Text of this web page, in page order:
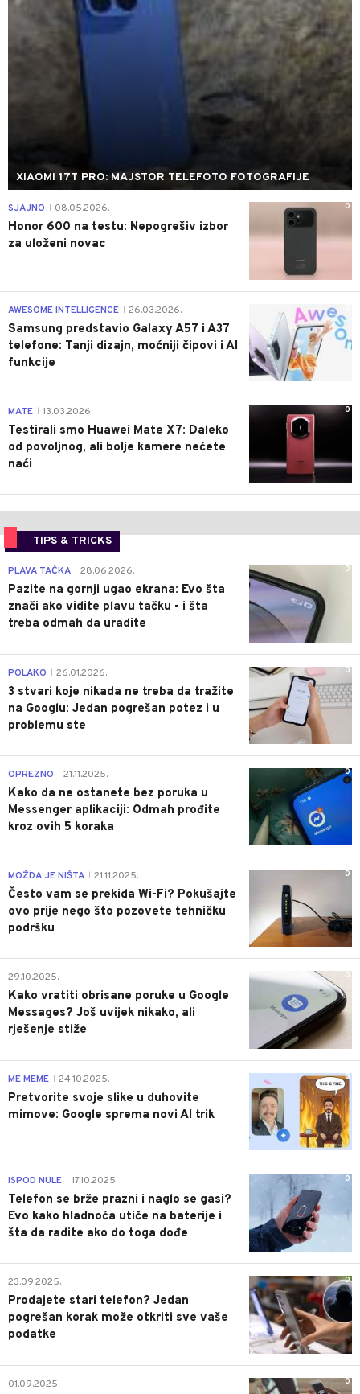
XIAOMI 17T PRO: MAJSTOR TELEFOTO FOTOGRAFIJE
0
SJAJNO 08.05.2026.
Honor 600 na testu: Nepogrešiv izbor
za uloženi novac
AWESOME INTELLIGENCE 26.03.2026.
Samsung predstavio Galaxy A57 i A37
telefone: Tanji dizajn, moćniji čipovi i AI
funkcije
0
MATE 13.03.2026.
Testirali smo Huawei Mate X7: Daleko
od povoljnog, ali bolje kamere nećete
naći
TIPS & TRICKS
0
PLAVA TAČKA 28.06.2026.
Pazite na gornji ugao ekrana: Evo šta
znači ako vidite plavu tačku - i šta
treba odmah da uradite
0
POLAKO 26.01.2026.
3 stvari koje nikada ne treba da tražite
na Googlu: Jedan pogrešan potez i u
problemu ste
0
OPREZNO 21.11.2025.
Kako da ne ostanete bez poruka u
Messenger aplikaciji: Odmah prođite
kroz ovih 5 koraka
0
MOŽDA JE NIŠTA 21.11.2025.
Često vam se prekida Wi-Fi? Pokušajte
ovo prije nego što pozovete tehničku
podršku
0
29.10.2025.
Kako vratiti obrisane poruke u Google
Messages? Još uvijek nikako, ali
rješenje stiže
0
ME MEME 24.10.2025.
Pretvorite svoje slike u duhovite
mimove: Google sprema novi AI trik
0
ISPOD NULE 17.10.2025.
Telefon se brže prazni i naglo se gasi?
Evo kako hladnoća utiče na baterije i
šta da radite ako do toga dođe
0
23.09.2025.
Prodajete stari telefon? Jedan
pogrešan korak može otkriti sve vaše
podatke
0
01.09.2025.